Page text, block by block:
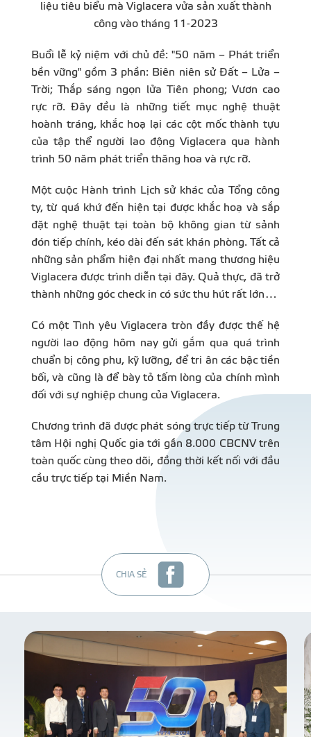
liệu tiêu biểu mà Viglacera vửa sản xuất thành
công vào tháng 11-2023
Buổi lễ kỷ niệm với chủ đề: "50 năm – Phát triển
bền vững" gồm 3 phần: Biên niên sử Đất – Lửa –
Trời; Thắp sáng ngọn lửa Tiên phong; Vươn cao
rực rỡ. Đây đều là những tiết mục nghệ thuật
hoành tráng, khắc hoạ lại các cột mốc thành tựu
của tập thể người lao động Viglacera qua hành
trình 50 năm phát triển thăng hoa và rực rỡ.
Một cuộc Hành trình Lịch sử khác của Tổng công
ty, từ quá khứ đến hiện tại được khắc hoạ và sắp
đặt nghệ thuật tại toàn bộ không gian từ sảnh
đón tiếp chính, kéo dài đến sát khán phòng. Tất cả
những sản phẩm hiện đại nhất mang thương hiệu
Viglacera được trình diễn tại đây. Quả thực, đã trở
thành những góc check in có sức thu hút rất lớn…
Có một Tình yêu Viglacera tròn đầy được thế hệ
người lao động hôm nay gửi gắm qua quá trình
chuẩn bị công phu, kỹ lưỡng, để tri ân các bậc tiền
bối, và cũng là để bày tỏ tấm lòng của chính mình
đối với sự nghiệp chung của Viglacera.
Chương trình đã được phát sóng trực tiếp từ Trung
tâm Hội nghị Quốc gia tới gần 8.000 CBCNV trên
toàn quốc cùng theo dõi, đồng thời kết nối với đầu
cầu trực tiếp tại Miền Nam.
CHIA SẺ